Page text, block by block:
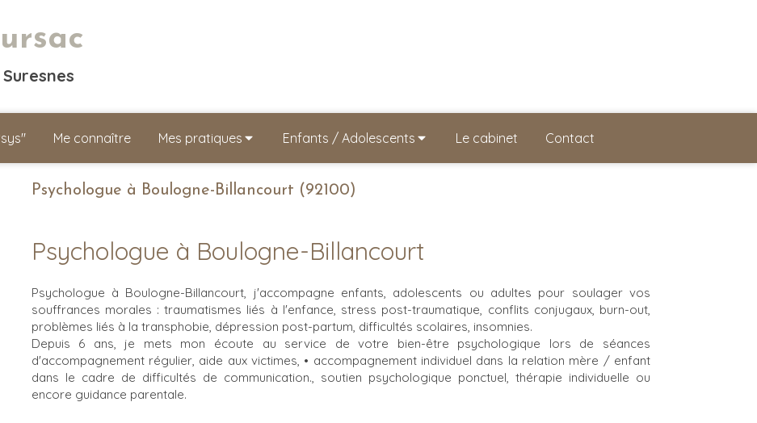
Me connaître Mes pratiques Enfants / Adolescents Le cabinet Contact
Psychologue à Boulogne-Billancourt (92100)
Psychologue à Boulogne-Billancourt
Psychologue à Boulogne-Billancourt, j'accompagne enfants, adolescents ou adultes pour soulager vos
souffrances morales : traumatismes liés à l'enfance, stress post-traumatique, conflits conjugaux, burn-out,
problèmes liés à la transphobie, dépression post-partum, difficultés scolaires, insomnies.
Depuis 6 ans, je mets mon écoute au service de votre bien-être psychologique lors de séances
d'accompagnement régulier, aide aux victimes, • accompagnement individuel dans la relation mère / enfant
dans le cadre de difficultés de communication., soutien psychologique ponctuel, thérapie individuelle ou
encore guidance parentale.